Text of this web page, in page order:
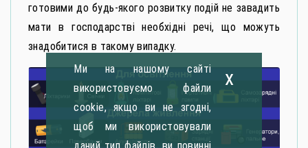
готовими до будь-якого розвитку подій не завадить
мати в господарстві необхідні речі, що можуть
знадобитися в такому випадку.
Ми на нашому сайті
використовуємо файли
cookie, якщо ви не згодні,
щоб ми використовували
x